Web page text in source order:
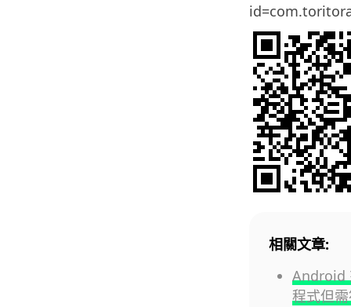
相關文章:
Android
程式但